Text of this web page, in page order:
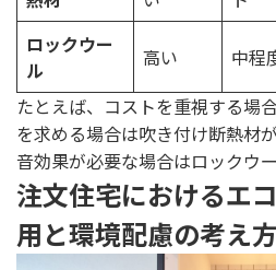
ロックウー
ル
高い 中程
たとえば、コストを重視する場
を求める場合は吹き付け断熱材
音効果が必要な場合はロックウ
注文住宅におけるエ
用と環境配慮の考え方